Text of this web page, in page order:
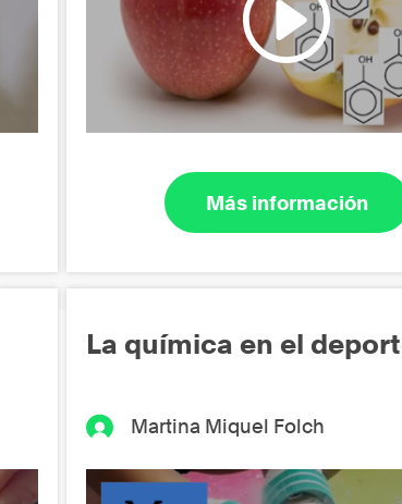
Más información
La química en el
Martina Miquel Folch